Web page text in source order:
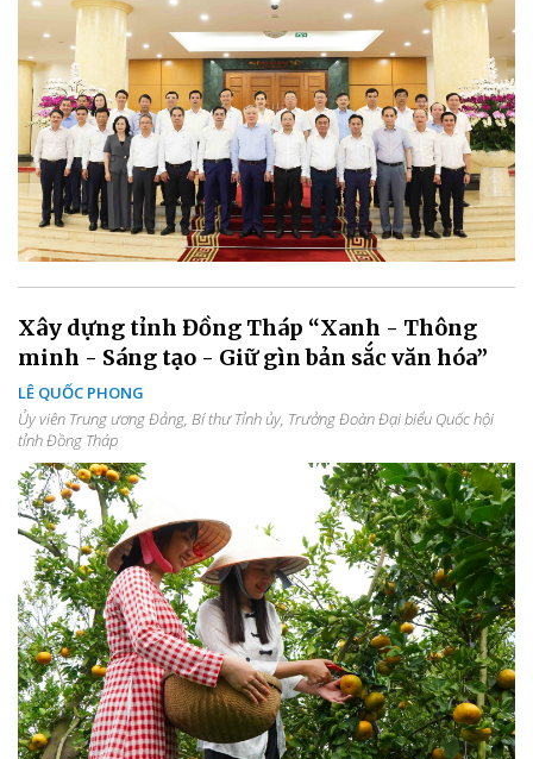
Xây dựng tỉnh Đồng Tháp “Xanh - Thông
minh - Sáng tạo - Giữ gìn bản sắc văn hóa”
LÊ QUỐC PHONG
Ủy viên Trung ương Đảng, Bí thư Tỉnh ủy, Trưởng Đoàn Đại biểu Quốc hội
tỉnh Đồng Tháp